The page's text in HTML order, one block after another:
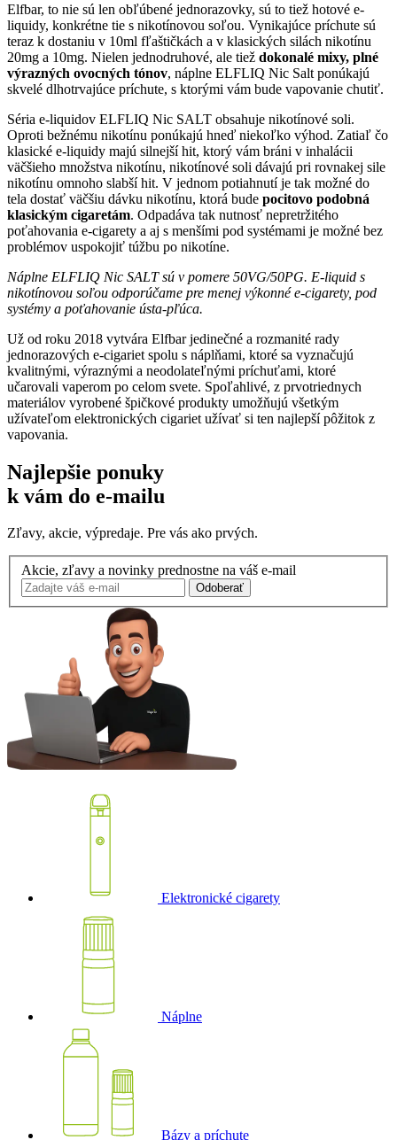
Elfbar, to nie sú len obľúbené jednorazovky, sú to tiež hotové e-
liquidy, konkrétne tie s nikotínovou soľou. Vynikajúce príchute sú
teraz k dostaniu v 10ml fľaštičkách a v klasických silách nikotínu
20mg a 10mg. Nielen jednodruhové, ale tiež dokonalé mixy, plné
výrazných ovocných tónov, náplne ELFLIQ Nic Salt ponúkajú
skvelé dlhotrvajúce príchute, s ktorými vám bude vapovanie chutiť.
Séria e-liquidov ELFLIQ Nic SALT obsahuje nikotínové soli.
Oproti bežnému nikotínu ponúkajú hneď niekoľko výhod. Zatiaľ čo
klasické e-liquidy majú silnejší hit, ktorý vám bráni v inhalácii
väčšieho množstva nikotínu, nikotínové soli dávajú pri rovnakej sile
nikotínu omnoho slabší hit. V jednom potiahnutí je tak možné do
tela dostať väčšiu dávku nikotínu, ktorá bude pocitovo podobná
klasickým cigaretám. Odpadáva tak nutnosť nepretržitého
poťahovania e-cigarety a aj s menšími pod systémami je možné bez
problémov uspokojiť túžbu po nikotíne.
Náplne ELFLIQ Nic SALT sú v pomere 50VG/50PG. E-liquid s
nikotínovou soľou odporúčame pre menej výkonné e-cigarety, pod
systémy a poťahovanie ústa-pľúca.
Už od roku 2018 vytvára Elfbar jedinečné a rozmanité rady
jednorazových e-cigariet spolu s náplňami, ktoré sa vyznačujú
kvalitnými, výraznými a neodolateľnými príchuťami, ktoré
učarovali vaperom po celom svete. Spoľahlivé, z prvotriednych
materiálov vyrobené špičkové produkty umožňujú všetkým
užívateľom elektronických cigariet užívať si ten najlepší pôžitok z
vapovania.
Najlepšie ponuky
k vám do e-mailu
Zľavy, akcie, výpredaje. Pre vás ako prvých.
Akcie, zľavy a novinky prednostne na váš e-mail
Odoberať
Elektronické cigarety
Náplne
Bázy a príchute